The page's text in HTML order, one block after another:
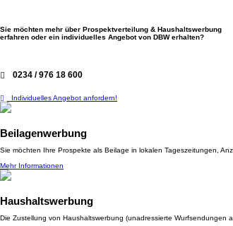
Sie möchten mehr über Prospektverteilung & Haushaltswerbung
erfahren oder ein individuelles Angebot von DBW erhalten?
0234 / 976 18 600
Individuelles Angebot anfordern!
Beilagenwerbung
Sie möchten Ihre Prospekte als Beilage in lokalen Tageszeitungen,
Mehr Informationen
Haushaltswerbung
Die Zustellung von Haushaltswerbung (unadressierte Wurfsendungen